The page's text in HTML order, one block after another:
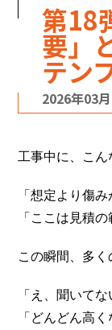
第18
要」
テン
2026年03
工事中に、こん
「想定より傷
「ここは見積
この瞬間、多く
「え、聞いてな
「どんどん高